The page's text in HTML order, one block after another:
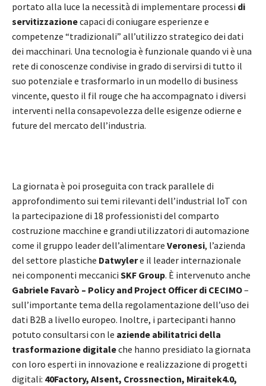
portato alla luce la necessità di implementare processi di
servitizzazionecapaci di coniugare esperienze e
competenze “tradizionali” all’utilizzo strategico dei dati
dei macchinari. Una tecnologia è funzionale quando vi è una
rete di conoscenze condivise in grado di servirsi di tutto il
suo potenziale e trasformarlo in un modello di business
vincente, questo il fil rouge che ha accompagnato i diversi
interventi nella consapevolezza delle esigenze odierne e
future del mercato dell’industria.
La giornata è poi proseguita con track parallele di
approfondimento sui temi rilevanti dell’industrial IoT con
la partecipazione di 18 professionisti del comparto
costruzione macchine e grandi utilizzatori di automazione
come il gruppo leader dell’alimentare Veronesi, l’azienda
del settore plastiche Datwylere il leader internazionale
nei componenti meccanici SKF Group. È intervenuto anche
Gabriele Favarò – Policy and Project Officer di CECIMO–
sull’importante tema della regolamentazione dell’uso dei
dati B2B a livello europeo. Inoltre, i partecipanti hanno
potuto consultarsi con le aziende abilitatrici della
trasformazione digitaleche hanno presidiato la giornata
con loro esperti in innovazione e realizzazione di progetti
digitali: 40Factory, AIsent, Crossnection, Miraitek4.0,